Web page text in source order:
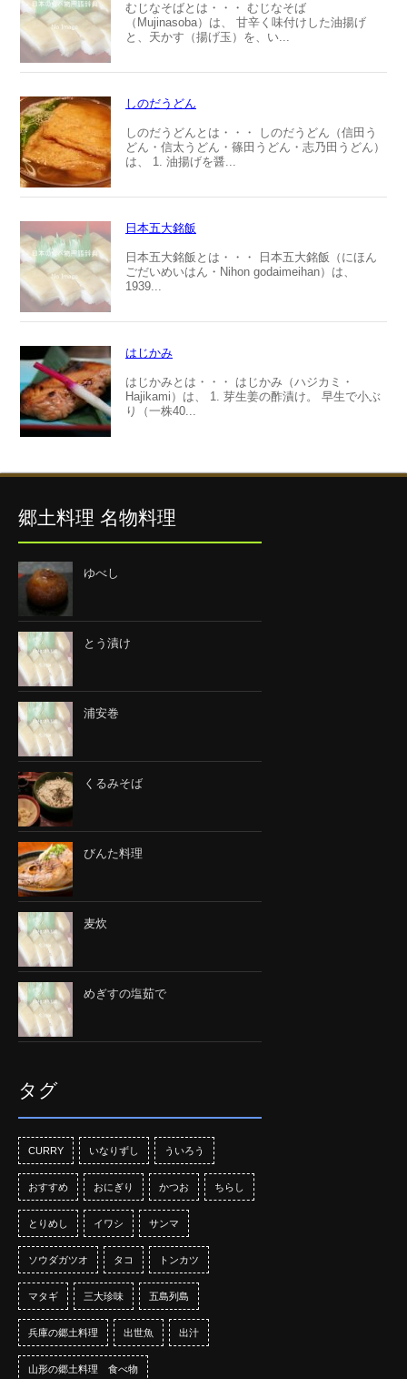
むじなそばとは・・・ むじなそば
（Mujinasoba）は、 甘辛く味付けした油揚げ
と、天かす（揚げ玉）を、い...
しのだうどん
しのだうどんとは・・・ しのだうどん（信田う
どん・信太うどん・篠田うどん・志乃田うどん）
は、 1. 油揚げを醤...
日本五大銘飯
日本五大銘飯とは・・・ 日本五大銘飯（にほん
ごだいめいはん・Nihon godaimeihan）は、
1939...
はじかみ
はじかみとは・・・ はじかみ（ハジカミ・
Hajikami）は、 1. 芽生姜の酢漬け。 早生で小ぶ
り（一株40...
郷土料理 名物料理
ゆべし
とう漬け
浦安巻
くるみそば
びんた料理
麦炊
めぎすの塩茹で
タグ
CURRY いなりずし ういろう
おすすめ おにぎり かつお ちらし
とりめし イワシ サンマ
ソウダガツオ タコ トンカツ
マタギ 三大珍味 五島列島
兵庫の郷土料理 出世魚 出汁
山形の郷土料理 食べ物